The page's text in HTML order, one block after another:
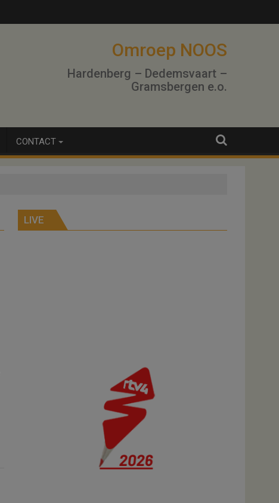
Omroep NOOS
Hardenberg – Dedemsvaart –
Gramsbergen e.o.
CONTACT
LIVE